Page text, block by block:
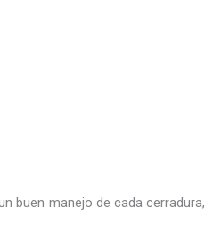
buen manejo de cada cerradura,